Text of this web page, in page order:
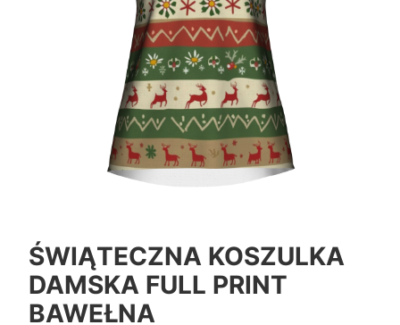
ŚWIĄTECZNA KOSZULKA
DAMSKA FULL PRINT
BAWEŁNA